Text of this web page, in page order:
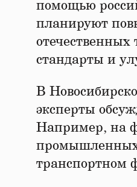
помощью
планируют
стандарты и
В
эксперты
Например, на
промышленных
транспортном